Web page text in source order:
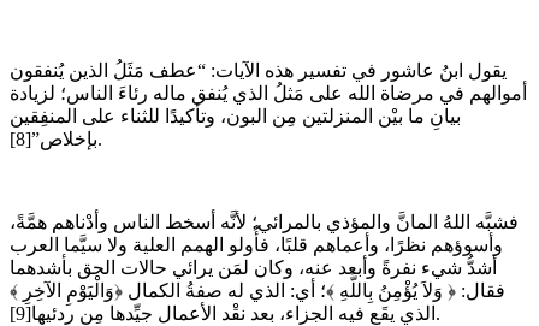
يقول ابنُ عاشور في تفسير هذه الآيات: “عطف مَثَلُ الذين يُنفقون
أموالهم في مرضاة الله على مَثلُ الذي يُنفق ماله رئاءَ الناس؛ لزيادة
بيانِ ما بيْن المنزلتين مِن البون، وتأكيدًا للثناء على المنفِقين
بإخلاص”[8].
فشبَّه اللهُ المانَّ والمؤذي بالمرائي؛ لأنَّه أسخط الناس وأدْناهم همَّةً،
وأسوؤهم نظرًا، وأعماهم قلبًا، فأُولو الهمم العلية ولا سيَّما العرب
أشدُّ شيء نفرةً وأبعد عنه، وكان لمَن يرائي حالات الحق بأشدهما
فقال: ﴿ وَلاَ يُؤْمِنُ بِاللَّهِ ﴾؛ أي: الذي له صفةُ الكمال ﴿وَالْيَوْمِ الآخِرِ ﴾
الذي يقَع فيه الجزاء، بعد نقْد الأعمال جيِّدها مِن ردئيها[9].